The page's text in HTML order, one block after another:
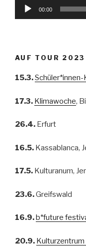
00:00
AUF TOUR 2023
15.3.
17.3. Klimawoche,
26.4. Erfurt
16.5. Kassablanca,
17.5. Kulturanum,
23.6.Greifswald
16.9. b*future
20.9.